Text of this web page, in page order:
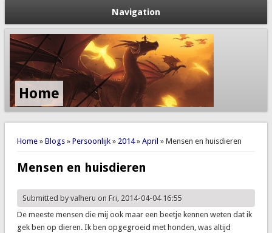
Navigation
Home
You are here
Home» Blogs» Persoonlijk» 2014» April » Mensen en huisdieren
Mensen en huisdieren
Submitted byvalheruon Fri, 2014-04-04 16:55
De meeste mensen die mij ook maar een beetje kennen weten dat ik
gek ben op dieren. Ik ben opgegroeid met honden, was altijd